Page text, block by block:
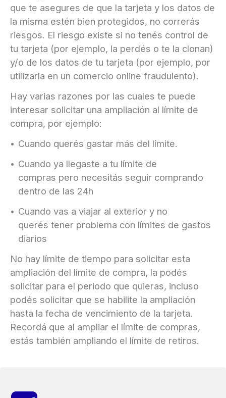
×
Consultá
tu
que te asegures de que la tarjeta y los datos de
la misma estén bien protegidos, no correrás
riesgos. El riesgo existe si no tenés control de
tu tarjeta (por ejemplo, la perdés o te la clonan)
y/o de los datos de tu tarjeta (por ejemplo, por
utilizarla en un comercio online fraudulento).
Hay varias razones por las cuales te puede
interesar solicitar una ampliación al límite de
compra, por ejemplo:
Cuando querés gastar más del límite.
Cuando ya llegaste a tu límite de
compras pero necesitás seguir comprando
dentro de las 24h
Cuando vas a viajar al exterior y no
querés tener problema con límites de gastos
diarios
No hay límite de tiempo para solicitar esta
ampliación del límite de compra, la podés
solicitar para el periodo que quieras, incluso
podés solicitar que se habilite la ampliación
hasta la fecha de vencimiento de la tarjeta.
Recordá que al ampliar el límite de compras,
estás también ampliando el límite de retiros.